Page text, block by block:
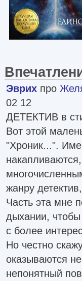
Эврих про
02 12
ДЕТЕКТИВ в
Вот этой
"Хроник...".
жанру
Часть эта мне
дыхании, чтобы
с более
Но честно
оказываются
непонятный